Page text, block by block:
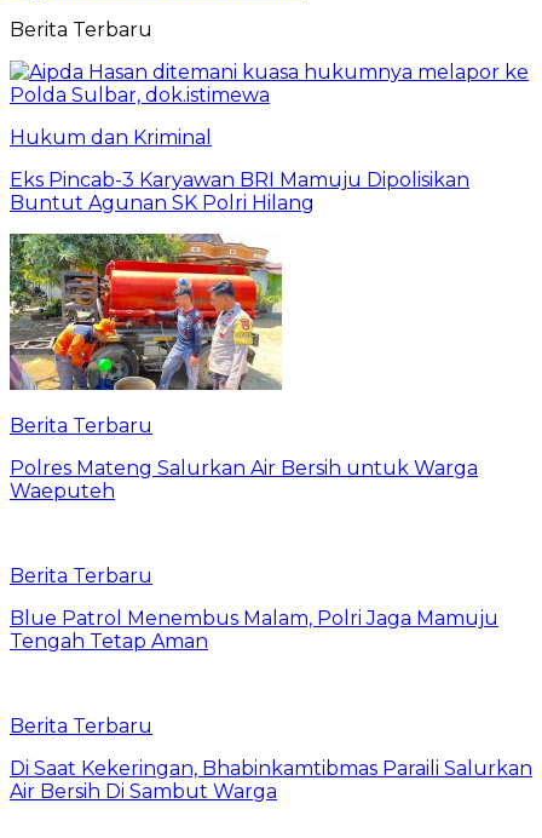
Berita Terbaru
Hukum dan Kriminal
Eks Pincab-3 Karyawan BRI Mamuju Dipolisikan
Buntut Agunan SK Polri Hilang
Berita Terbaru
Polres Mateng Salurkan Air Bersih untuk Warga
Waeputeh
Berita Terbaru
Blue Patrol Menembus Malam, Polri Jaga Mamuju
Tengah Tetap Aman
Berita Terbaru
Di Saat Kekeringan, Bhabinkamtibmas Paraili Salurkan
Air Bersih Di Sambut Warga